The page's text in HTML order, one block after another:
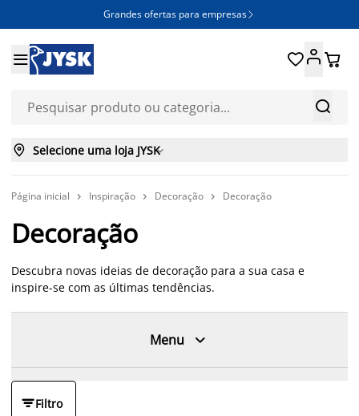
Grandes ofertas para empresas 


 
 Selecione uma loja JYSK
Página inicial  Inspiração  Decoração  Decoração
Decoração
Descubra novas ideias de decoração para a sua casa e
inspire-se com as últimas tendências.
Menu 
Filtro